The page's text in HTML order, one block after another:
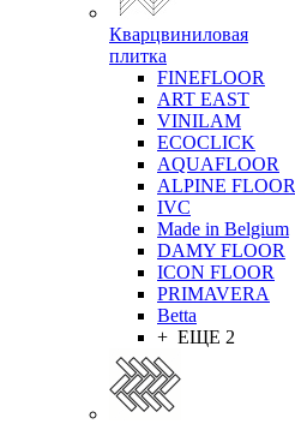
Кварцвиниловая
плитка
FINEFLOOR
ART EAST
VINILAM
ECOCLICK
AQUAFLOOR
ALPINE FLOOR
IVC
Made in Belgium
DAMY FLOOR
ICON FLOOR
PRIMAVERA
Betta
+ ЕЩЕ 2